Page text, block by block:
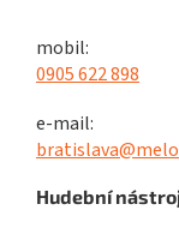
mobil:
0905 622 898
e-mail:
Hudební